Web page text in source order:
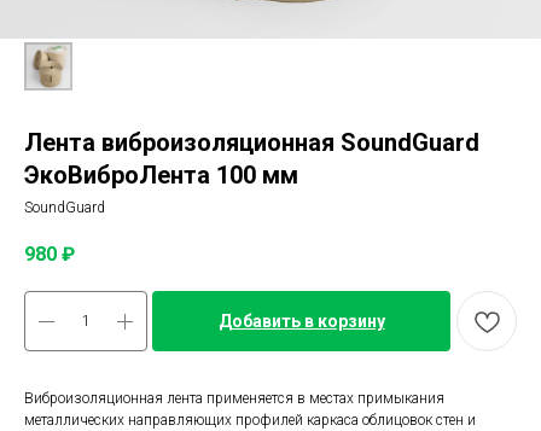
Лента виброизоляционная SoundGuard
ЭкоВиброЛента 100 мм
SoundGuard
980 ₽
Добавить в корзину
Виброизоляционная лента применяется в местах примыкания
металлических направляющих профилей каркаса облицовок стен и